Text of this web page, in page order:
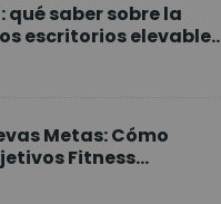
qué saber sobre la
escritorios elevables
Metas: Cómo
Fitness